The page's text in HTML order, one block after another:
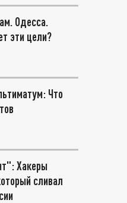
Одесса.
эти цели?
Что
Хакеры
сливал